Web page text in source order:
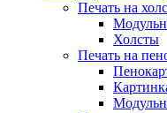
Печать на
Холсты
Печать на